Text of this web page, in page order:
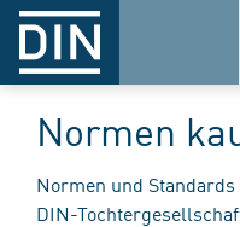
Normen
Normen und
DIN-